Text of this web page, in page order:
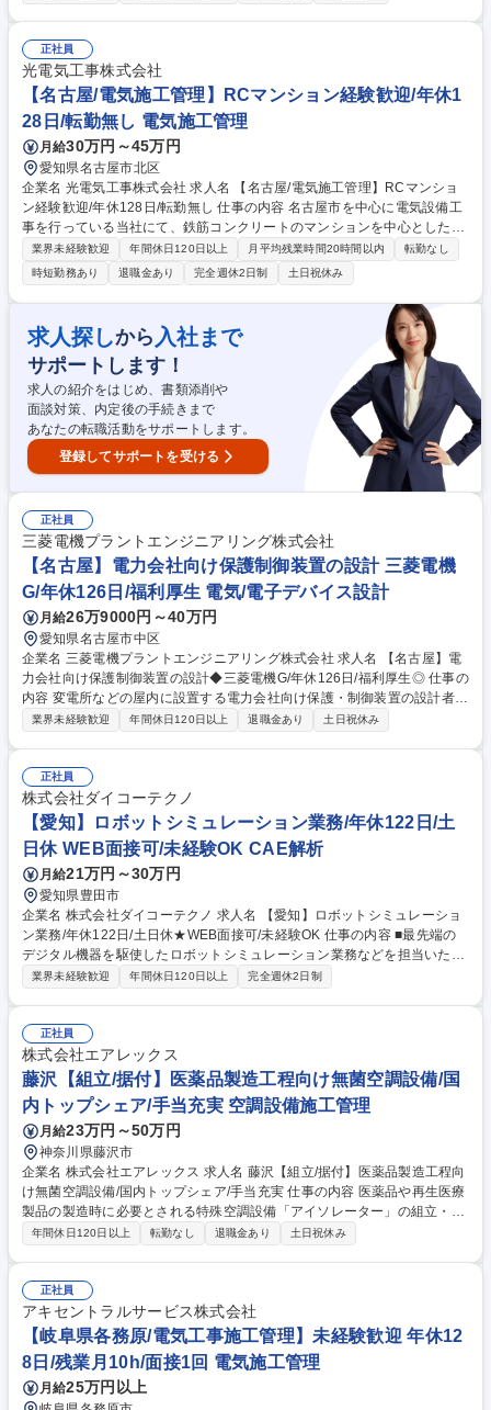
いません ■産業用パワエレ製品の保守・保全メンテナンス ■無停電電源装
置（ＵＰＳ装置）の保守・保全メンテナンス ※工事実務は行いません 募
集職種 ★【名古屋】電気制御・パワエレ技術エンジニア◆三菱電機G／福
利厚生充実◎◆
正社員
光電気工事株式会社
【名古屋/電気施工管理】RCマンション経験歓迎/年休1
28日/転勤無し 電気施工管理
月給30万円～45万円
愛知県名古屋市北区
企業名 光電気工事株式会社 求人名 【名古屋/電気施工管理】RCマンショ
ン経験歓迎/年休128日/転勤無し 仕事の内容 名古屋市を中心に電気設備工
事を行っている当社にて、鉄筋コンクリートのマンションを中心とした電
気工事の施工管理をお任せします。約80社のゼネコンと取引があり安定経
営◎施工図の作成などもお任せします。 【業務詳細】電気設計図の施工図
を作成/建築現場監督/下請工事会社への指示･指導･伝達 【仕事に関して】
受注業務や請求業務は別の担当が実施、配線等の作業は協力会社の職人さ
んが実施のため施工管理業務に集中できる環境です！またDX推進も進ん
でおり年間休日127日を実現しています。ノートPCを全員に支給し外出先
でも使用可能でその場で図面作成可能です。直帰を推奨。 【業務内容の変
更範囲】当社業務全般 募集職種 【名古屋/電気施工管理】RCマンション経
験歓迎/年休128日/転勤無し
業界未経験歓迎 年間休日120日以上 月平均残業時間20時間以内
転勤なし
時短勤務あり
退職金あり 完全週休2日制 土日祝休み
求人探しから 入社まで
サポートします！
求人の紹介をはじめ、書類添削や
面談対策、内定後の手続きまで
あなたの転職活動をサポートします。
登録してサポートを受ける
正社員
三菱電機プラントエンジニアリング株式会社
【名古屋】電力会社向け保護制御装置の設計 三菱電機
G/年休126日/福利厚生 電気/電子デバイス設計
月給26万9000円～40万円
愛知県名古屋市中区
企業名 三菱電機プラントエンジニアリング株式会社 求人名 【名古屋】電
力会社向け保護制御装置の設計◆三菱電機G/年休126日/福利厚生◎ 仕事の
内容 変電所などの屋内に設置する電力会社向け保護・制御装置の設計者と
して活躍いただきます。 標準仕様装置、特殊仕様装置における受注から納
基本設計、ハードウェア回路設計、ソフトウェア回路設計/製作、生産設
計、試験設計） ・製造部門や品質管理部門との調整業務 ・三菱電機や顧
客との仕様策定・調整業務 募集職種 【名古屋】電力会社向け保護制御装
置の設計◆三菱電機G/年休126日/福利厚生◎
業界未経験歓迎 年間休日120日以上 退職金あり 土日祝休み
正社員
株式会社ダイコーテクノ
【愛知】ロボットシミュレーション業務/年休122日/土
日休 WEB面接可/未経験OK CAE解析
月給21万円～30万円
愛知県豊田市
企業名 株式会社ダイコーテクノ 求人名 【愛知】ロボットシミュレーショ
ン業務/年休122日/土日休★WEB面接可/未経験OK 仕事の内容 ■最先端の
デジタル機器を駆使したロボットシミュレーション業務などを担当いただ
きます。未経験からでも取り組みやすい業務です。 【具体的には】 ■自動
ボットシミュレーション業務/年休122日/土日休★WEB面接可/未経験OK
業界未経験歓迎 年間休日120日以上 完全週休2日制
正社員
株式会社エアレックス
藤沢【組立/据付】医薬品製造工程向け無菌空調設備/国
内トップシェア/手当充実 空調設備施工管理
月給23万円～50万円
神奈川県藤沢市
企業名 株式会社エアレックス 求人名 藤沢【組立/据付】医薬品製造工程向
け無菌空調設備/国内トップシェア/手当充実 仕事の内容 医薬品や再生医療
製品の製造時に必要とされる特殊空調設備「アイソレーター」の組立・据
付業務をお任せします◆単なる組立・据付ではなく、高度な品質保証ノウ
整。(2)搬入計画に基づき、協力会社と連携して設備を製薬工場等の客先に
搬入。組立、試運転を実施し、据付状態や各種制御機器の動作、操作性な
どを確認。(3)設備の気流、風速等、品質適合チェックを実施。分析結果を
報告書にまとめ、お客様へ説明。(4)引渡し。※建設作業は発生しません。
募集職種 藤沢【組立/据付】医薬品製造工程向け無菌空調設備/国内トップ
シェア/手当充実
年間休日120日以上 転勤なし 退職金あり 土日祝休み
正社員
アキセントラルサービス株式会社
【岐阜県各務原/電気工事施工管理】未経験歓迎 年休12
8日/残業月10h/面接1回 電気施工管理
月給25万円以上